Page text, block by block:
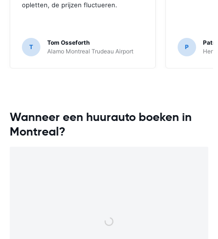
opletten, de prijzen fluctueren.
T
Tom Osseforth
Alamo Montreal Trudeau Airport
P
Wanneer een huurauto boeken in
Montreal?